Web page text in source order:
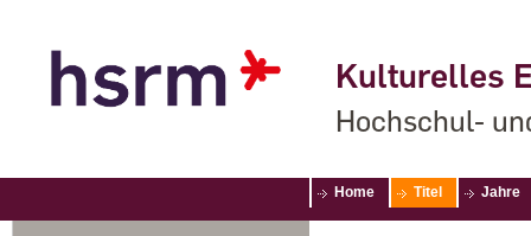
Kulturelles
Hochschul-
Home Titel Jahre